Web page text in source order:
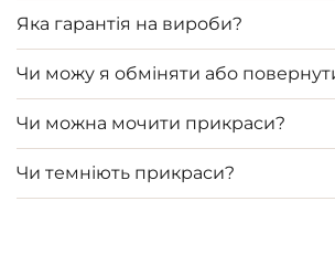
Яка гарантія на вироби?
Чи можу я обміняти або
Чи можна мочити прикраси?
Чи темніють прикраси?